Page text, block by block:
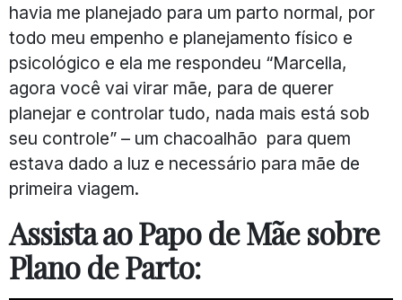
havia me planejado para um parto normal, por
todo meu empenho e planejamento físico e
psicológico e ela me respondeu “Marcella,
agora você vai virar mãe, para de querer
planejar e controlar tudo, nada mais está sob
seu controle” – um chacoalhão para quem
estava dado a luz e necessário para mãe de
primeira viagem.
Assista ao Papo de Mãe sobre
Plano de Parto: